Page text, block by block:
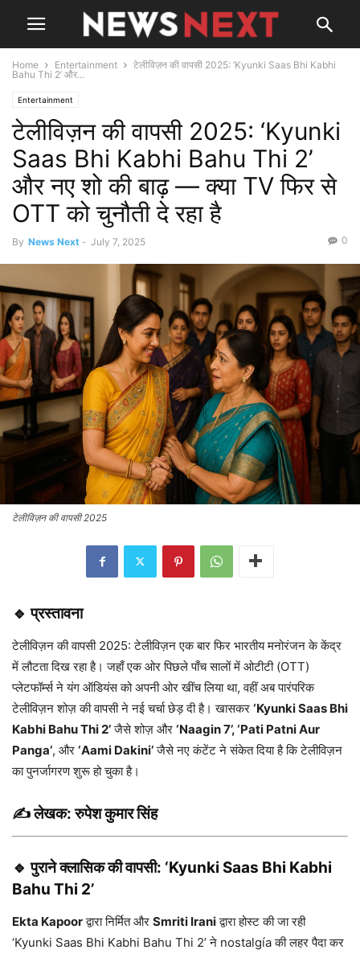
Home Entertainment
टेलीविज़न की वापसी 2025: ‘Kyunki Saas Bhi Kabhi
Bahu Thi 2’ और...
Entertainment
टेलीविज़न की वापसी 2025: ‘Kyunki
Saas Bhi Kabhi Bahu Thi 2’
और नए शो की बाढ़ — क्या TV फिर से
OTT को चुनौती दे रहा है
By News Next - July 7, 2025 0
टेलीविज़न की वापसी 2025
🔹 प्रस्तावना
टेलीविज़न की वापसी 2025: टेलीविज़न एक बार फिर भारतीय मनोरंजन के केंद्र
में लौटता दिख रहा है। जहाँ एक ओर पिछले पाँच सालों में ओटीटी (OTT)
प्लेटफॉर्म्स ने यंग ऑडियंस को अपनी ओर खींच लिया था, वहीं अब पारंपरिक
टेलीविज़न शोज़ की वापसी ने नई चर्चा छेड़ दी है। खासकर ‘Kyunki Saas Bhi
Kabhi Bahu Thi 2’जैसे शोज़ और ‘Naagin 7’, ‘Pati Patni Aur
Panga’, और ‘Aami Dakini’जैसे नए कंटेंट ने संकेत दिया है कि टेलीविज़न
का पुनर्जागरण शुरू हो चुका है।
✍️ लेखक:रुपेश कुमार सिंह
🔹 पुराने क्लासिक की वापसी: ‘Kyunki Saas Bhi Kabhi
Bahu Thi 2’
Ekta Kapoorद्वारा निर्मित और Smriti Iraniद्वारा होस्ट की जा रही
‘Kyunki Saas Bhi Kabhi Bahu Thi 2’ ने nostalgía की लहर पैदा कर